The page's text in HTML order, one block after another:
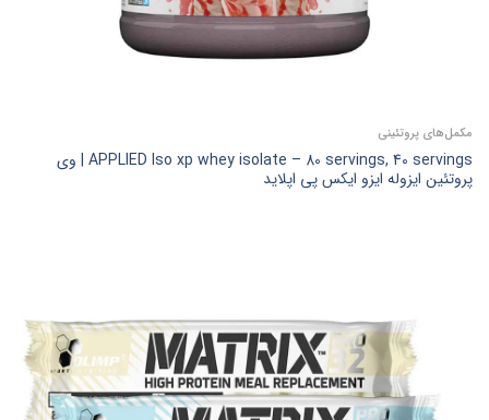
مکمل‌های پروتئینی
APPLIED Iso xp whey isolate – 80 servings, 40 servings | وی
پروتئین ایزوله ایزو ایکس پی اپلاید